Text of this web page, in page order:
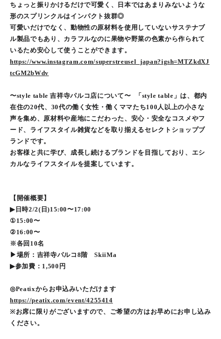
ちょっと振りかけるだけで可愛く、日本ではあまりみないような
形のスプリンクルはインパクト抜群◎
可愛いだけでなく、動物性の原材料を使用していないサステナブ
ル製品でもあり、カラフルなのに果物や野菜の色素から作られて
いるため安心して使うことができます。
https://www.instagram.com/superstreusel_japan?igsh=MTZkdXJ
tcGM2bWdv
〜style table 吉祥寺パルコ店について〜 「style table」は、都内
在住の20代、30代の働く女性・働くママたち100人以上の小さな
声を集め、原材料や産地にこだわった、安心・安全なコスメやフ
ード、ライフスタイル雑貨などを取り揃えるセレクトショップブ
ランドです。
お客様と共に学び、成長し続けるブランドを目指しており、エシ
カルなライフスタイルを提案しています。
【開催概要】
▶︎日時2/2(日)15:00〜17:00
①15:00〜
②16:00〜
※各回10名
▶︎場所：吉祥寺パルコ8階 SkiiMa
▶︎参加費：1,500円
◎Peatixからお申込みいただけます
https://peatix.com/event/4255414
※お席に限りがございますので、ご希望の方はお早めにお申し込み
ください。